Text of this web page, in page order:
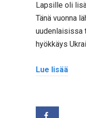
Lapsille oli
Tänä vuonna
uudenlaisissa
hyökkäys
Lue lisää